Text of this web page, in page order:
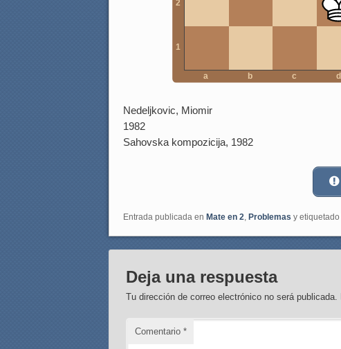
2
1
a b c d
Nedeljkovic, Miomir
1982
Sahovska kompozicija, 1982
Entrada publicada en Mate en 2, Problemas y etiquetado
Deja una respuesta
Tu dirección de correo electrónico no será publicada.
Comentario*